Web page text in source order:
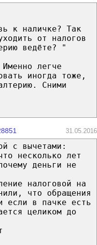
к наличке? Так
от налогов
ведёте? "
легче
иногда тоже,
Сними
31.05.2016
с вычетами:
несколько лет
деньги не
налоговой на
что обращения
если в пачке есть
целиком до